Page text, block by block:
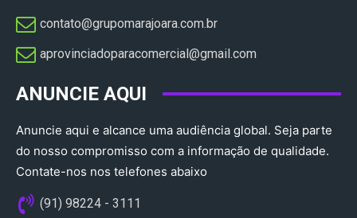
contato@grupomarajoara.com.br
aprovinciadoparacomercial@gmail.com​
ANUNCIE AQUI
Anuncie aqui e alcance uma audiência global. Seja parte
do nosso compromisso com a informação de qualidade.
Contate-nos nos telefones abaixo
(91) 98224 - 3111